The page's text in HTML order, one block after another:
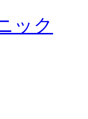
ック